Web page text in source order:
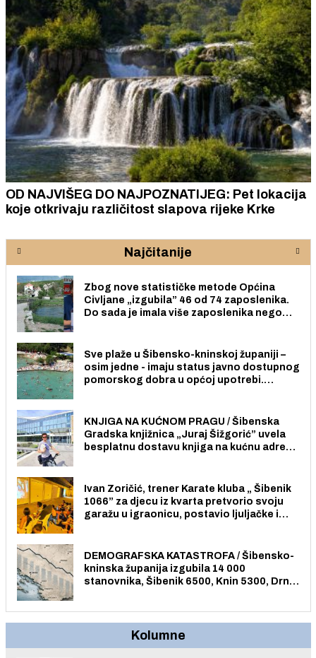
OD NAJVIŠEG DO NAJPOZNATIJEG: Pet lokacija
koje otkrivaju različitost slapova rijeke Krke
Najčitanije
Zbog nove statističke metode Općina
Civljane „izgubila” 46 od 74 zaposlenika.
Do sada je imala više zaposlenika nego
Sve plaže u Šibensko-kninskoj županiji –
osim jedne - imaju status javno dostupnog
pomorskog dobra u općoj upotrebi.
KNJIGA NA KUĆNOM PRAGU / Šibenska
Gradska knjižnica „Juraj Šižgorić” uvela
besplatnu dostavu knjiga na kućnu adresu
Ivan Zoričić, trener Karate kluba „ Šibenik
1066” za djecu iz kvarta pretvorio svoju
garažu u igraonicu, postavio ljuljačke i
DEMOGRAFSKA KATASTROFA / Šibensko-
kninska županija izgubila 14 000
stanovnika, Šibenik 6500, Knin 5300, Drniš
Kolumne